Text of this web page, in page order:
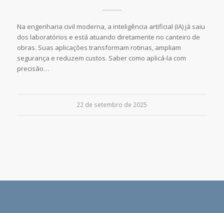
Na engenharia civil moderna, a inteligência artificial (IA) já saiu
dos laboratórios e está atuando diretamente no canteiro de
obras. Suas aplicações transformam rotinas, ampliam
segurança e reduzem custos. Saber como aplicá-la com
precisão…
22 de setembro de 2025